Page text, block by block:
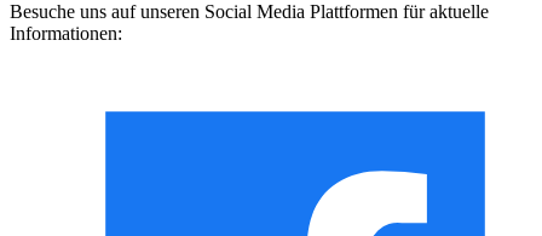
Besuche uns auf unseren Social Media Plattformen für aktuelle
Informationen: